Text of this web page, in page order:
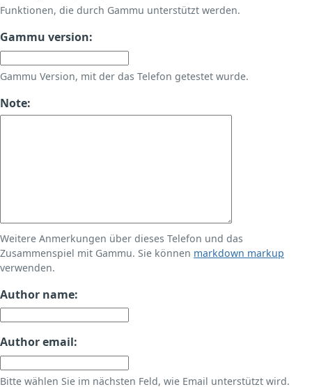
Funktionen, die durch Gammu unterstützt werden.
Gammu version:
Gammu Version, mit der das Telefon getestet wurde.
Note:
Weitere Anmerkungen über dieses Telefon und das
Zusammenspiel mit Gammu. Sie können markdown markup
verwenden.
Author name:
Author email:
Bitte wählen Sie im nächsten Feld, wie Email unterstützt wird.